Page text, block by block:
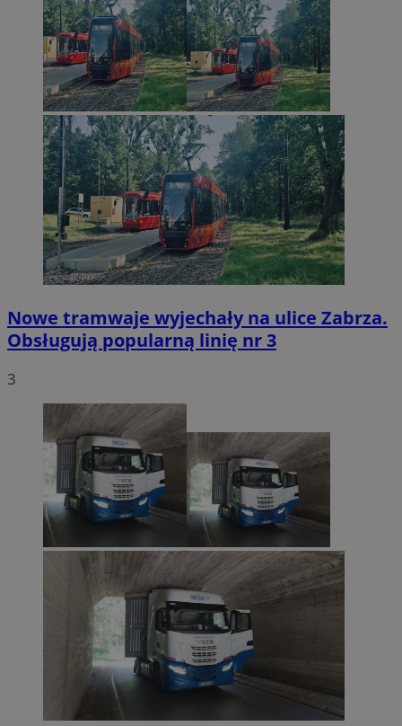
Nowe tramwaje wyjechały na ulice Zabrza.
Obsługują popularną linię nr 3
3